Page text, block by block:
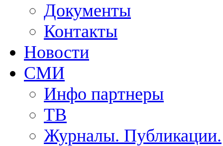
Документы
Контакты
Новости
СМИ
Инфо партнеры
ТВ
Журналы. Публикации.